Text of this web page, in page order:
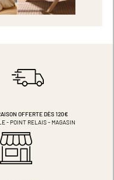
OFFERTE DÈS 120€
- POINT RELAIS - MAGASIN